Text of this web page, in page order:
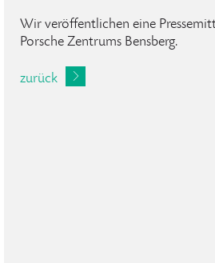
Wir veröffentlichen eine
Porsche Zentrums Bensberg.
zurück